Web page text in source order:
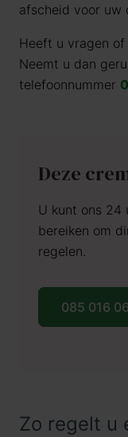
afscheid voor uw
Heeft u vragen
Neemt u dan
telefoonnummer
Deze
U kunt ons 24
bereiken om
regelen.
085 016
Zo regelt u